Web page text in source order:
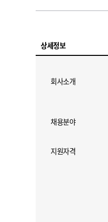
상세정보
회사소개
채용분야
지원자격